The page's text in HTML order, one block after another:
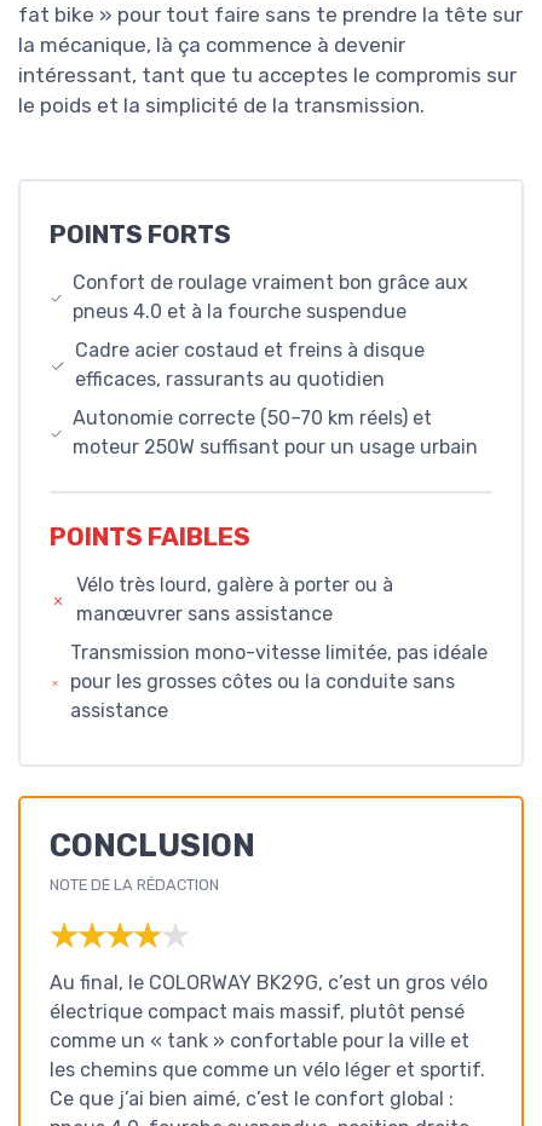
fat bike » pour tout faire sans te prendre la tête sur
la mécanique, là ça commence à devenir
intéressant, tant que tu acceptes le compromis sur
le poids et la simplicité de la transmission.
POINTS FORTS
Confort de roulage vraiment bon grâce aux
pneus 4.0 et à la fourche suspendue
Cadre acier costaud et freins à disque
efficaces, rassurants au quotidien
Autonomie correcte (50–70 km réels) et
moteur 250W suffisant pour un usage urbain
POINTS FAIBLES
Vélo très lourd, galère à porter ou à
manœuvrer sans assistance
Transmission mono-vitesse limitée, pas idéale
pour les grosses côtes ou la conduite sans
assistance
CONCLUSION
NOTE DE LA RÉDACTION
★★★★★
★★★★★
Au final, le COLORWAY BK29G, c’est un gros vélo
électrique compact mais massif, plutôt pensé
comme un « tank » confortable pour la ville et
les chemins que comme un vélo léger et sportif.
Ce que j’ai bien aimé, c’est le confort global :